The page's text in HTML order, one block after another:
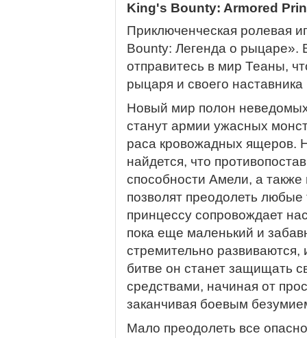
King's Bounty: Armored
Приключенческая ролевая
Bounty: Легенда о
отправитесь в мир Теаны,
рыцаря и своего
Новый мир полон
станут армии ужасных
раса кровожадных ящеров.
найдется, что
способности Амели, а
позволят преодолеть
принцессу сопровождает
пока еще маленький и
стремительно развиваются,
битве он станет защищать
средствами, начиная от
заканчивая боевым
Мало преодолеть все